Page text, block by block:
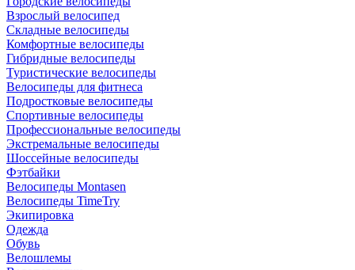
Взрослый велосипед
Складные велосипеды
Комфортные велосипеды
Гибридные велосипеды
Туристические велосипеды
Велосипеды для фитнеса
Подростковые велосипеды
Спортивные велосипеды
Профессиональные велосипеды
Экстремальные велосипеды
Шоссейные велосипеды
Фэтбайки
Велосипеды Montasen
Велосипеды TimeTry
Экипировка
Одежда
Обувь
Велошлемы